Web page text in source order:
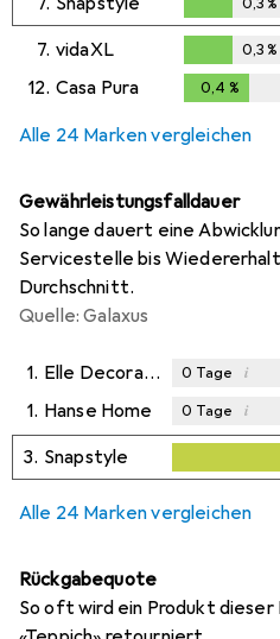
0,3%
7. vidaXL
0,3%
0,3%
12. Casa Pura 0,4 %
Alle 24 Marken vergleichen
Gewährleistungsfalldauer
So lange dauert eine
Servicestelle bis
Durchschnitt.
Quelle: Galaxus
1. Elle Decoration 0 Tage i
1. Hanse Home 0 Tage i
3. Snapstyle
Alle 24 Marken vergleichen
Rückgabequote
So oft wird ein Produkt